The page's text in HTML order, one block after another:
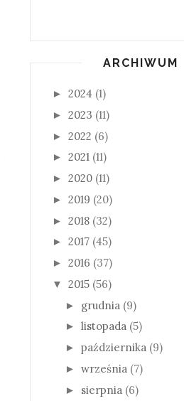
ARCHIWUM
► 2024 (1)
► 2023 (11)
► 2022 (6)
► 2021 (11)
► 2020 (11)
► 2019 (20)
► 2018 (32)
► 2017 (45)
► 2016 (37)
▼ 2015 (56)
► grudnia (9)
► listopada (5)
► października (9)
► września (7)
► sierpnia (6)